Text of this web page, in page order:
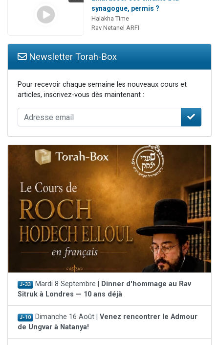
synagogue, permis ?
Halakha Time
Rav Netanel ARFI
Newsletter Torah-Box
Pour recevoir chaque semaine les nouveaux cours et
articles, inscrivez-vous dès maintenant :
J-33 Mardi 8 Septembre |
Dinner d'hommage au Rav
Sitruk à Londres — 10 ans déjà
J-10 Dimanche 16 Août | Venez rencontrer le Admour
de Ungvar à Natanya!